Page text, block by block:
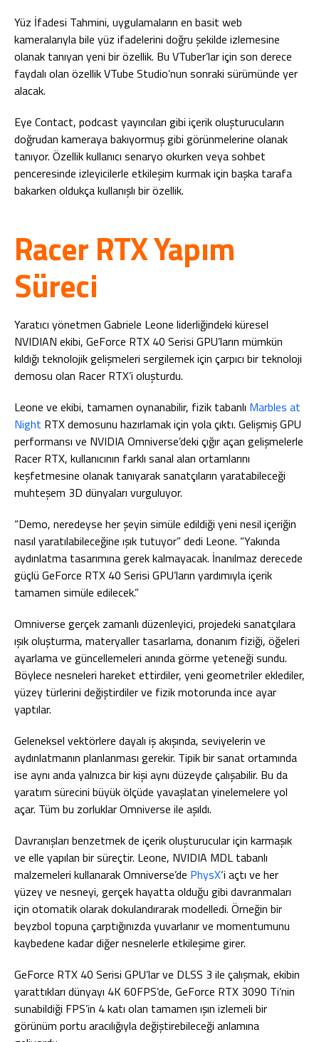
Yüz İfadesi Tahmini, uygulamaların en basit web
kameralarıyla bile yüz ifadelerini doğru şekilde izlemesine
olanak tanıyan yeni bir özellik. Bu VTuber’lar için son derece
faydalı olan özellik VTube Studio’nun sonraki sürümünde yer
alacak.
Eye Contact, podcast yayıncıları gibi içerik oluşturucuların
doğrudan kameraya bakıyormuş gibi görünmelerine olanak
tanıyor. Özellik kullanıcı senaryo okurken veya sohbet
penceresinde izleyicilerle etkileşim kurmak için başka tarafa
bakarken oldukça kullanışlı bir özellik.
Racer RTX Yapım
Süreci
Yaratıcı yönetmen Gabriele Leone liderliğindeki küresel
NVIDIAN ekibi, GeForce RTX 40 Serisi GPU’ların mümkün
kıldığı teknolojik gelişmeleri sergilemek için çarpıcı bir teknoloji
demosu olan Racer RTX’i oluşturdu.
Leone ve ekibi, tamamen oynanabilir, fizik tabanlı Marbles at
Night RTX demosunu hazırlamak için yola çıktı. Gelişmiş GPU
performansı ve NVIDIA Omniverse’deki çığır açan gelişmelerle
Racer RTX, kullanıcının farklı sanal alan ortamlarını
keşfetmesine olanak tanıyarak sanatçıların yaratabileceği
muhteşem 3D dünyaları vurguluyor.
“Demo, neredeyse her şeyin simüle edildiği yeni nesil içeriğin
nasıl yaratılabileceğine ışık tutuyor” dedi Leone. “Yakında
aydınlatma tasarımına gerek kalmayacak. İnanılmaz derecede
güçlü GeForce RTX 40 Serisi GPU’ların yardımıyla içerik
tamamen simüle edilecek.”
Omniverse gerçek zamanlı düzenleyici, projedeki sanatçılara
ışık oluşturma, materyaller tasarlama, donanım fiziği, öğeleri
ayarlama ve güncellemeleri anında görme yeteneği sundu.
Böylece nesneleri hareket ettirdiler, yeni geometriler eklediler,
yüzey türlerini değiştirdiler ve fizik motorunda ince ayar
yaptılar.
Geleneksel vektörlere dayalı iş akışında, seviyelerin ve
aydınlatmanın planlanması gerekir. Tipik bir sanat ortamında
ise aynı anda yalnızca bir kişi aynı düzeyde çalışabilir. Bu da
yaratım sürecini büyük ölçüde yavaşlatan yinelemelere yol
açar. Tüm bu zorluklar Omniverse ile aşıldı.
Davranışları benzetmek de içerik oluşturucular için karmaşık
ve elle yapılan bir süreçtir. Leone, NVIDIA MDL tabanlı
malzemeleri kullanarak Omniverse’de PhysX‘i açtı ve her
yüzey ve nesneyi, gerçek hayatta olduğu gibi davranmaları
için otomatik olarak dokulandırarak modelledi. Örneğin bir
beyzbol topuna çarptığınızda yuvarlanır ve momentumunu
kaybedene kadar diğer nesnelerle etkileşime girer.
GeForce RTX 40 Serisi GPU’lar ve DLSS 3 ile çalışmak, ekibin
yarattıkları dünyayı 4K 60FPS’de, GeForce RTX 3090 Ti’nin
sunabildiği FPS’in 4 katı olan tamamen ışın izlemeli bir
görünüm portu aracılığıyla değiştirebileceği anlamına